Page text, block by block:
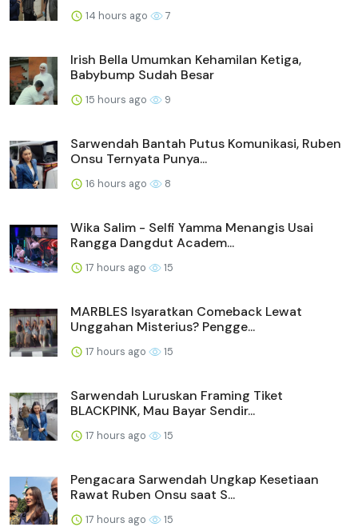
14 hours ago 7
Irish Bella Umumkan Kehamilan Ketiga,
Babybump Sudah Besar
15 hours ago 9
Sarwendah Bantah Putus Komunikasi, Ruben
Onsu Ternyata Punya...
16 hours ago 8
Wika Salim - Selfi Yamma Menangis Usai
Rangga Dangdut Academ...
17 hours ago 15
MARBLES Isyaratkan Comeback Lewat
Unggahan Misterius? Pengge...
17 hours ago 15
Sarwendah Luruskan Framing Tiket
BLACKPINK, Mau Bayar Sendir...
17 hours ago 15
Pengacara Sarwendah Ungkap Kesetiaan
Rawat Ruben Onsu saat S...
17 hours ago 15